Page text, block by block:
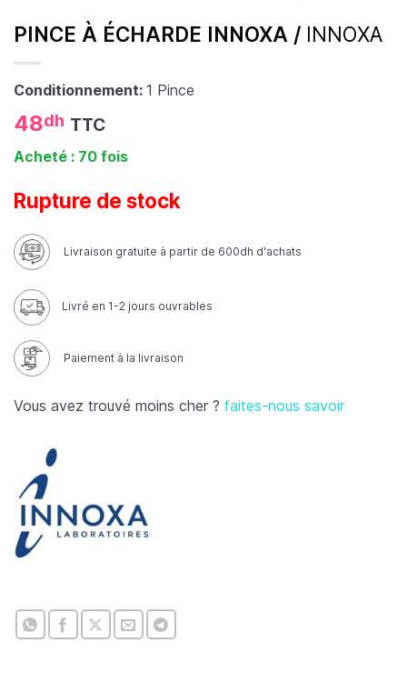
PINCE À ÉCHARDE INNOXA / INNOXA
Conditionnement: 1 Pince
48dh TTC
Acheté : 70 fois
Rupture de stock
Livraison gratuite à partir de 600dh d'achats
Livré en 1-2 jours ouvrables
Paiement à la livraison
Vous avez trouvé moins cher ? faites-nous savoir